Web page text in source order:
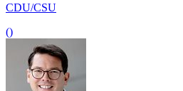
CDU/CSU
()